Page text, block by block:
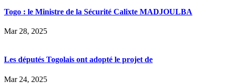
Togo : le Ministre de la Sécurité Calixte MADJOULBA
Mar 28, 2025
Les députés Togolais ont adopté le projet de
Mar 24, 2025